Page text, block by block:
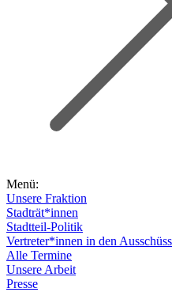
Menü:
Unsere Fraktion
Stadträt*innen
Stadtteil-Politik
Vertreter*innen in den
Alle Termine
Unsere Arbeit
Presse